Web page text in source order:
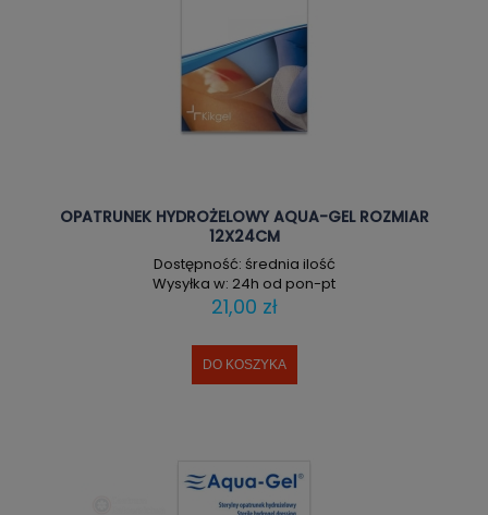
OPATRUNEK HYDROŻELOWY AQUA-GEL ROZMIAR
12X24CM
Dostępność: średnia ilość
Wysyłka w: 24h od pon-pt
21,00 zł
DO KOSZYKA